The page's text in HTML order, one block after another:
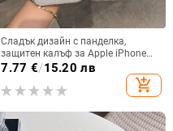
Сладък дизайн с панделка,
защитен калъф за Apple iPhone
11–15 Pro Max, пълен обхват
7.77 €/15.20 лв
add_shopping_cart